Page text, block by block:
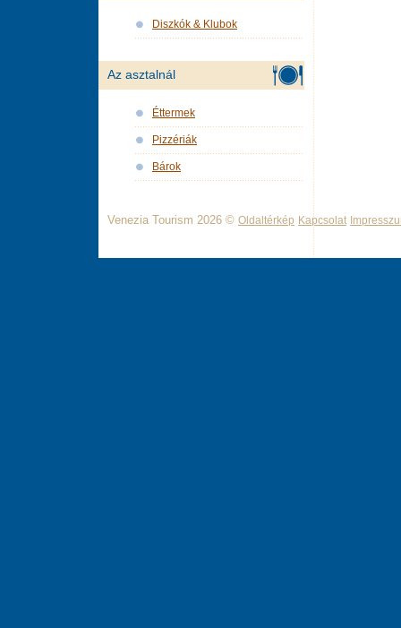
Diszkók & Klubok
Az asztalnál
Éttermek
Pizzériák
Bárok
Venezia Tourism 2026 © Oldaltérkép Kapcsolat